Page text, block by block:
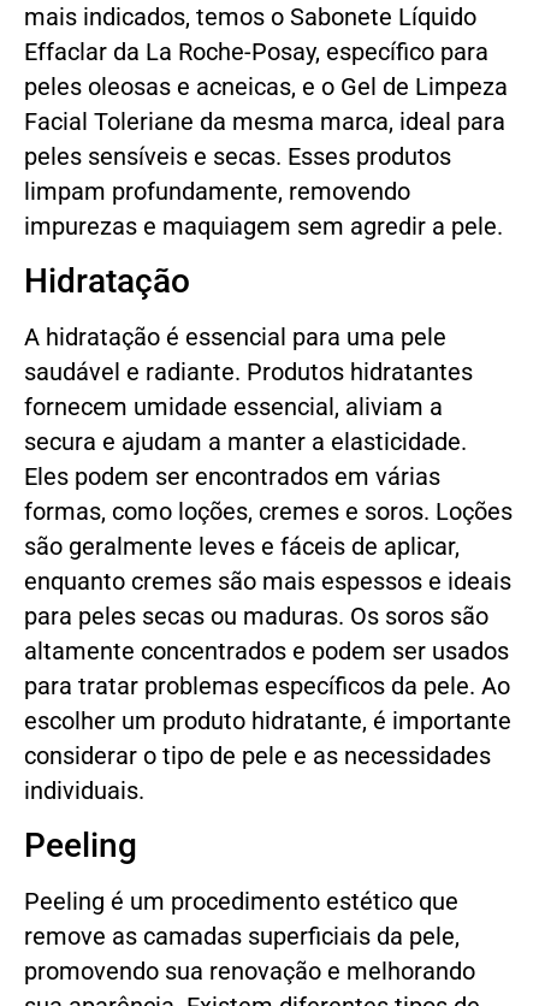
mais indicados, temos o Sabonete Líquido
Effaclar da La Roche-Posay, específico para
peles oleosas e acneicas, e o Gel de Limpeza
Facial Toleriane da mesma marca, ideal para
peles sensíveis e secas. Esses produtos
limpam profundamente, removendo
impurezas e maquiagem sem agredir a pele.
Hidratação
A hidratação é essencial para uma pele
saudável e radiante. Produtos hidratantes
fornecem umidade essencial, aliviam a
secura e ajudam a manter a elasticidade.
Eles podem ser encontrados em várias
formas, como loções, cremes e soros. Loções
são geralmente leves e fáceis de aplicar,
enquanto cremes são mais espessos e ideais
para peles secas ou maduras. Os soros são
altamente concentrados e podem ser usados
para tratar problemas específicos da pele. Ao
escolher um produto hidratante, é importante
considerar o tipo de pele e as necessidades
individuais.
Peeling
Peeling é um procedimento estético que
remove as camadas superficiais da pele,
promovendo sua renovação e melhorando